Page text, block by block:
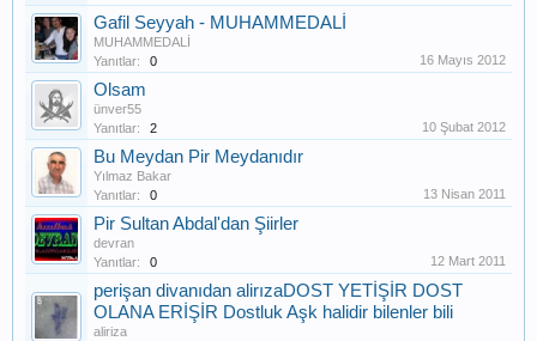
Gafil Seyyah - MUHAMMEDALİ
MUHAMMEDALİ
Yanıtlar:
0 16 Mayıs 2012
Olsam
ünver55
Yanıtlar:
2 10 Şubat 2012
Bu Meydan Pir Meydanıdır
Yılmaz Bakar
Yanıtlar:
0 13 Nisan 2011
Pir Sultan Abdal'dan Şiirler
devran
Yanıtlar:
0 12 Mart 2011
perişan divanıdan alirızaDOST YETİŞİR DOST
OLANA ERİŞİR Dostluk Aşk halidir bilenler bili
aliriza